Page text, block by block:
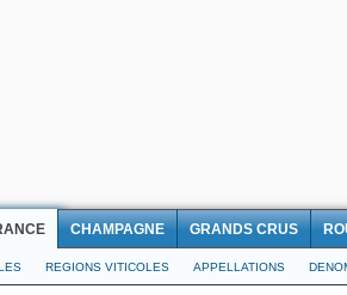
CHAMPAGNE GRANDS CRUS
REGIONS VITICOLES APPELLATIONS